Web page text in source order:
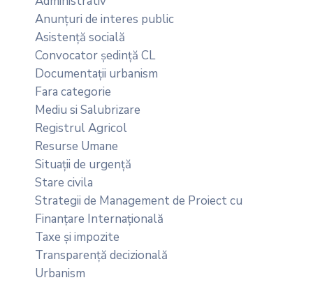
Anunțuri de interes public
Asistență socială
Convocator ședință CL
Documentații urbanism
Fara categorie
Mediu si Salubrizare
Registrul Agricol
Resurse Umane
Situații de urgență
Stare civila
Strategii de Management de Proiect cu
Finanțare Internațională
Taxe și impozite
Transparență decizională
Urbanism